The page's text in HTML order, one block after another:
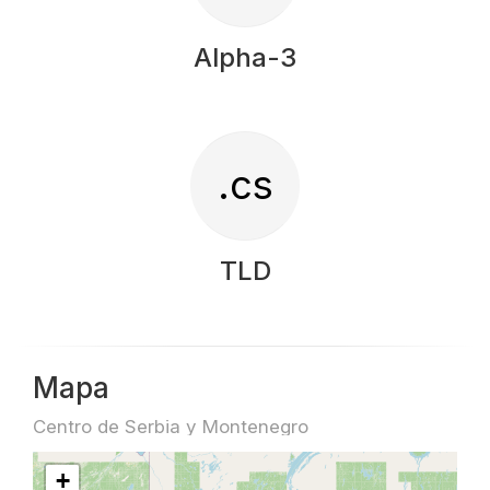
Alpha-3
.cs
TLD
Mapa
Centro de Serbia y Montenegro
+